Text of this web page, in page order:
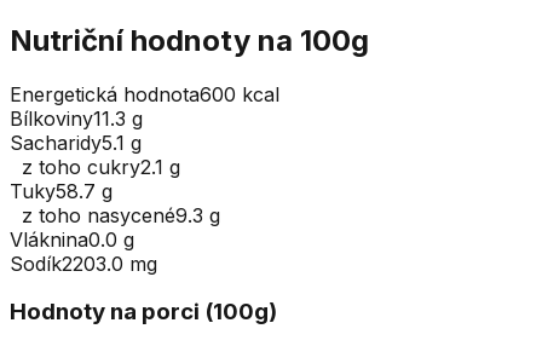
Nutriční hodnoty na 100g
Energetická hodnota600 kcal
Bílkoviny11.3 g
Sacharidy5.1 g
z toho cukry2.1 g
Tuky58.7 g
z toho nasycené9.3 g
Vláknina0.0 g
Sodík2203.0 mg
Hodnoty na porci (100g)